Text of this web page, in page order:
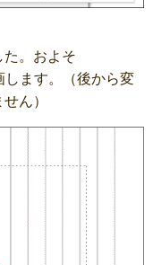
た。およそ
します。（後から変
ん）